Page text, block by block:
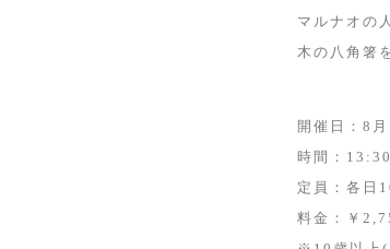
マルナオの
木の八角箸
開催日：8
時間：
定員：各日
料金：￥